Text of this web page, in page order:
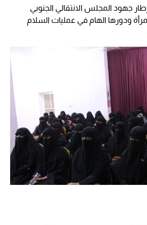
جهود المجلس الانتقالي الجنوبي
ودورها الهام في عمليات السلام